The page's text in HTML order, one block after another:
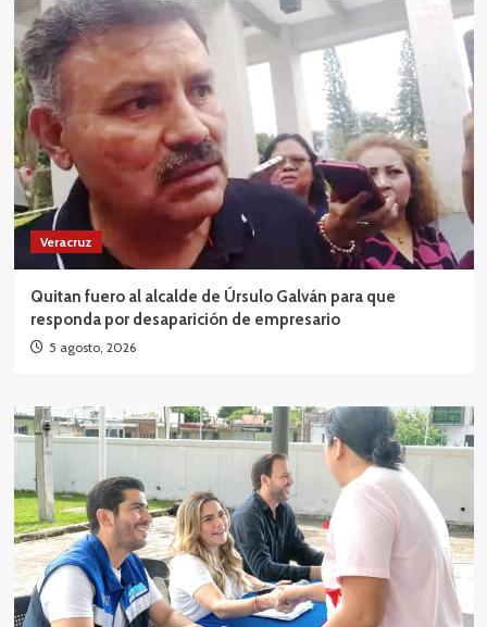
Veracruz
Quitan fuero al alcalde de Úrsulo Galván para que
responda por desaparición de empresario
5 agosto, 2026